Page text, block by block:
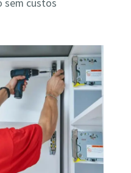
sem custos